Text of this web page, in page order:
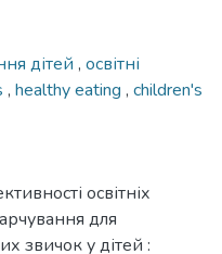
дітей , освітні
, healthy eating , children's
освітніх
для
звичок у дітей :